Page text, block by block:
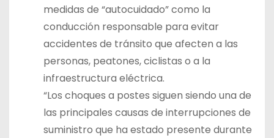
medidas de “autocuidado” como la
conducción responsable para evitar
accidentes de tránsito que afecten a las
personas, peatones, ciclistas o a la
infraestructura eléctrica.
“Los choques a postes siguen siendo una de
las principales causas de interrupciones de
suministro que ha estado presente durante